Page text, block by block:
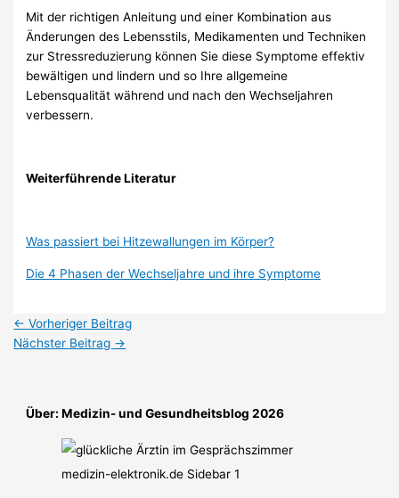
Mit der richtigen Anleitung und einer Kombination aus
Änderungen des Lebensstils, Medikamenten und Techniken
zur Stressreduzierung können Sie diese Symptome effektiv
bewältigen und lindern und so Ihre allgemeine
Lebensqualität während und nach den Wechseljahren
verbessern.
Weiterführende Literatur
Was passiert bei Hitzewallungen im Körper?
Die 4 Phasen der Wechseljahre und ihre Symptome
← Vorheriger Beitrag
Nächster Beitrag →
Über: Medizin- und Gesundheitsblog 2026